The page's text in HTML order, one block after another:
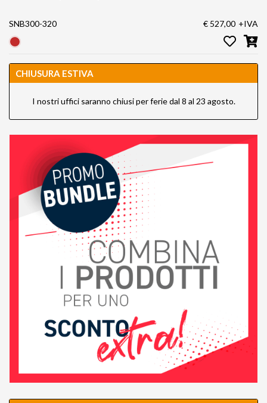
SNB300-320 € 527,00 +IVA
CHIUSURA ESTIVA
I nostri uffici saranno chiusi per ferie dal 8 al 23 agosto.